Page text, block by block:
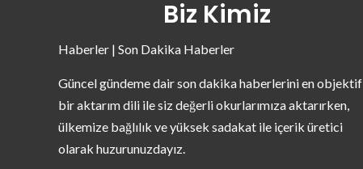
Biz Kimiz
Haberler | Son Dakika Haberler
Güncel gündeme dair son dakika haberlerini en objektif
bir aktarım dili ile siz değerli okurlarımıza aktarırken,
ülkemize bağlılık ve yüksek sadakat ile içerik üretici
olarak huzurunuzdayız.